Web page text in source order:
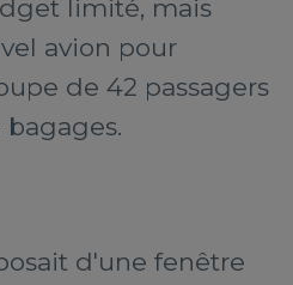
limité, mais
avion pour
de 42 passagers
d'une fenêtre